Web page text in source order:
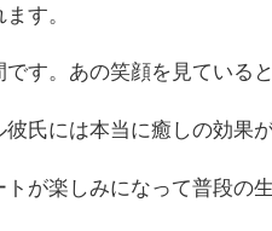
す。
す。あの笑顔を見ている
氏には本当に癒しの効果が
が楽しみになって普段の